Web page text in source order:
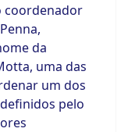
coordenador
da
uma das
um dos
pelo